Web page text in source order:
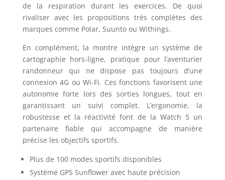
de la respiration durant les exercices. De quoi
rivaliser avec les propositions très complètes des
marques comme Polar, Suunto ou Withings.
En complément, la montre intègre un système de
cartographie hors-ligne, pratique pour l’aventurier
randonneur qui ne dispose pas toujours d’une
connexion 4G ou Wi-Fi. Ces fonctions favorisent une
autonomie forte lors des sorties longues, tout en
garantissant un suivi complet. L’ergonomie, la
robustesse et la réactivité font de la Watch 5 un
partenaire fiable qui accompagne de manière
précise les objectifs sportifs.
Plus de 100 modes sportifs disponibles
Système GPS Sunflower avec haute précision